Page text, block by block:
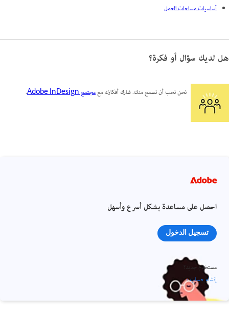
أساسيات مساحات العمل
هل لديك سؤال أو فكرة؟
نحن نحب أن نسمع منك. شارك أفكارك معمجتمع Adobe InDesign .
احصل على مساعدة بشكل أسرع وأسهل
تسجيل الدخول
مستخدم جديد؟
إنشاء حساب ›